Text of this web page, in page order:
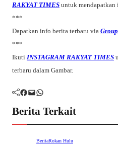
RAKYAT TIMES untuk mendapatkan
***
Dapatkan info berita terbaru via
***
Ikuti INSTAGRAM RAKYAT TIMES
terbaru dalam Gambar.
Facebook Mail WhatsApp
Berita Terkait
BeritaRokan Hulu